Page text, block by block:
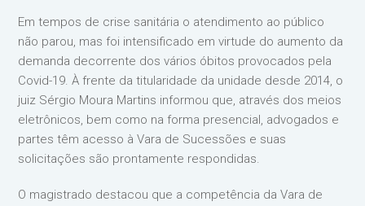
Em tempos de crise sanitária o atendimento ao público
não parou, mas foi intensificado em virtude do aumento da
demanda decorrente dos vários óbitos provocados pela
Covid-19. À frente da titularidade da unidade desde 2014, o
juiz Sérgio Moura Martins informou que, através dos meios
eletrônicos, bem como na forma presencial, advogados e
partes têm acesso à Vara de Sucessões e suas
solicitações são prontamente respondidas.
O magistrado destacou que a competência da Vara de